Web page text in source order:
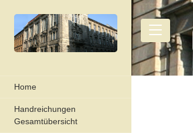
Home
Handreichungen
Gesamtübersicht